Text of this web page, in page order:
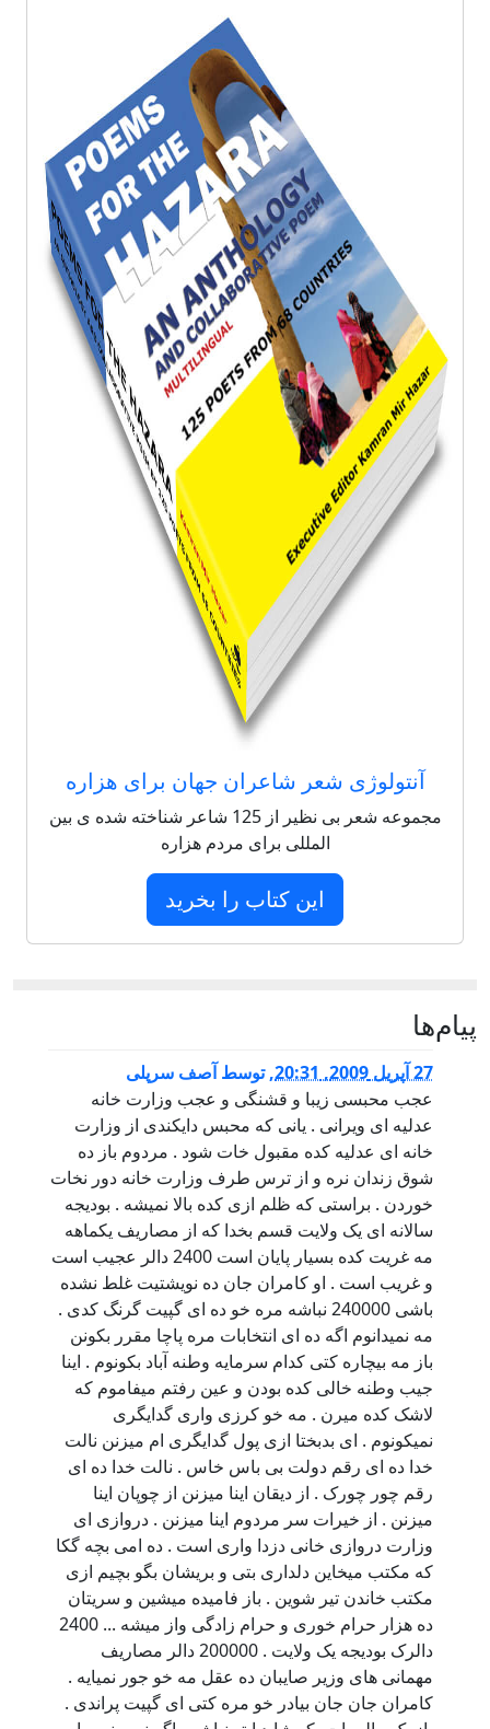
آنتولوژی شعر شاعران جهان برای هزاره
مجموعه شعر بی نظیر از 125 شاعر شناخته شده ی بین
المللی برای مردم هزاره
این کتاب را بخرید
,توسطآصف سرپلی
عجب محبسی زیبا و قشنگی و عجب وزارت خانه
عدلیه ای ویرانی . یانی که محبس دایکندی از وزارت
خانه ای عدلیه کده مقبول خات شود . مردوم باز ده
شوق زندان نره و از ترس طرف وزارت خانه دور نخات
خوردن . براستی که ظلم ازی کده بالا نمیشه . بودیجه
سالانه ای یک ولایت قسم بخدا که از مصاریف یکماهه
مه غریت کده بسیار پایان است 2400 دالر عجیب است
و غریب است . او کامران جان ده نویشتیت غلط نشده
باشی 240000 نباشه مره خو ده ای گپیت گرنگ کدی .
مه نمیدانوم اگه ده ای انتخابات مره پاچا مقرر بکونن
باز مه بیچاره کتی کدام سرمایه وطنه آباد بکونوم . اینا
جیب وطنه خالی کده بودن و عین رفتم میفاموم که
لاشک کده میرن . مه خو کرزی واری گدایگری
نمیکونوم . ای بدبختا ازی پول گدایگری ام میزنن نالت
خدا ده ای رقم دولت بی باس خاس . نالت خدا ده ای
رقم چور چورک . از دیقان اینا میزنن از چوپان اینا
میزنن . از خیرات سر مردوم اینا میزنن . دروازی ای
وزارت دروازی خانی دزدا واری است . ده امی بچه گکا
که مکتب میخاین دلداری بتی و بریشان بگو بچیم ازی
مکتب خاندن تیر شوین . باز فامیده میشین و سریتان
ده هزار حرام خوری و حرام زادگی واز میشه ... 2400
دالرک بودیجه یک ولایت . 200000 دالر مصاریف
مهمانی های وزیر صایبان ده عقل مه خو جور نمیایه .
کامران جان جان بیادر خو مره کتی ای گپیت پراندی .